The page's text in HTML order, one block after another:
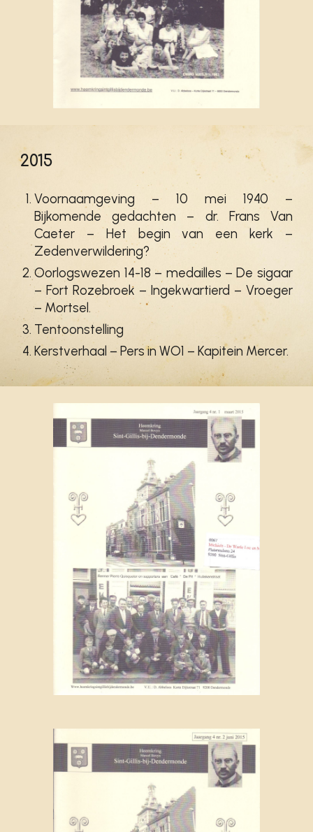
2015
Voornaamgeving – 10 mei 1940 –
Bijkomende gedachten – dr. Frans Van
Caeter – Het begin van een kerk –
Zedenverwildering?
Oorlogswezen 14-18 – medailles – De sigaar
– Fort Rozebroek – Ingekwartierd – Vroeger
– Mortsel.
Tentoonstelling
Kerstverhaal – Pers in WO1 – Kapitein Mercer.